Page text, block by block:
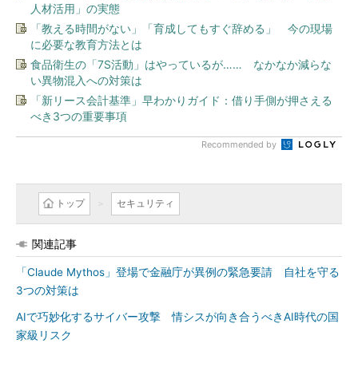
人材活用」の実態
「教える時間がない」「育成してもすぐ辞める」 今の現場
に必要な教育方法とは
食品衛生の「7S活動」はやっているが…… なかなか減らな
い異物混入への対策は
「新リース会計基準」早わかりガイド：借り手側が押さえる
べき3つの重要事項
Recommended by
トップ セキュリティ
関連記事
「Claude Mythos」登場で金融庁が異例の緊急要請 自社を守る
3つの対策は
AIで巧妙化するサイバー攻撃 情シスが向き合うべきAI時代の国
家級リスク